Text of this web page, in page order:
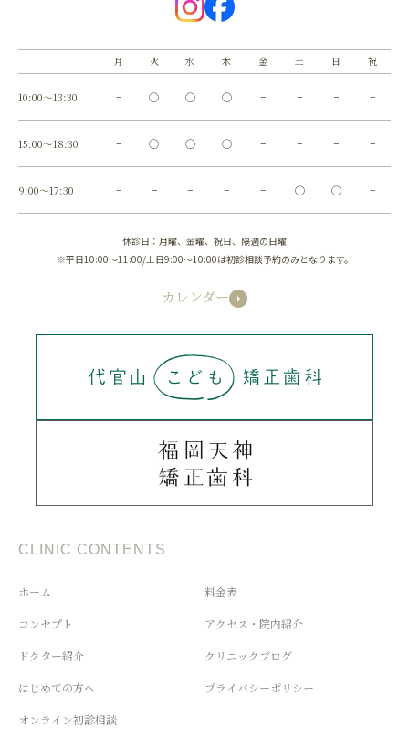
月 火 水 木 金 土 日 祝
10:00～13:30 − ◯ ◯ ◯ − − − −
15:00～18:30 − ◯ ◯ ◯ − − − −
9:00～17:30 − − − − − ◯ ◯ −
休診日：月曜、金曜、祝日、隔週の日曜
※平日10:00～11:00/土日9:00～10:00は初診相談予約のみとなります。
カレンダー
CLINIC CONTENTS
ホーム
コンセプト
ドクター紹介
はじめての方へ
オンライン初診相談
料金表
アクセス・院内紹介
クリニックブログ
プライバシーポリシー